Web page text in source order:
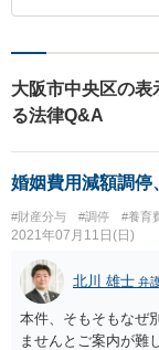
大阪市中央区の
る法律Q&A
婚姻費用減額調停
#財産分与 #調停 #養育
2021年07月11日(日)
北川 雄士 弁
本件、そもそもなぜ
ませんとご案内が難